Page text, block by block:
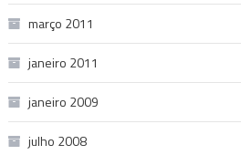
março 2011
janeiro 2011
janeiro 2009
julho 2008